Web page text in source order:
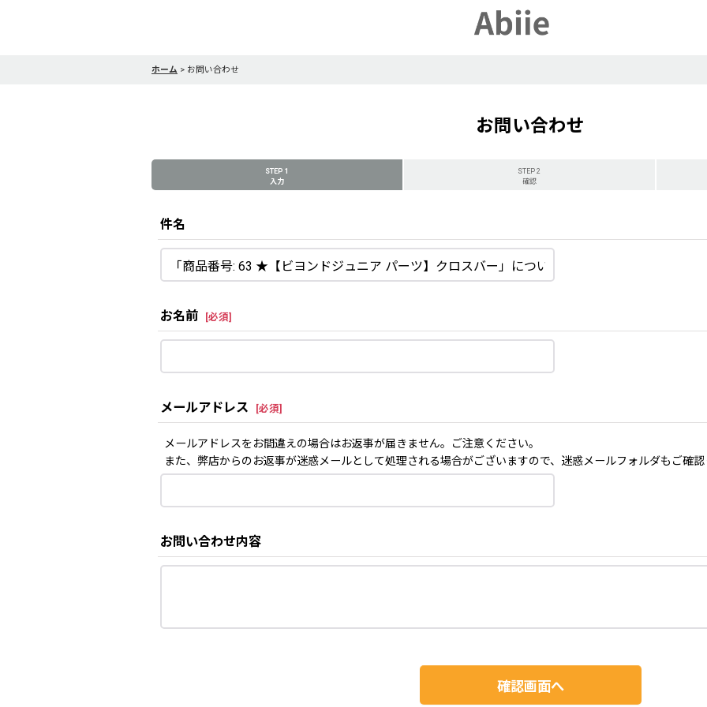
ホーム > お問い合わせ
お問い合わせ
STEP 1
入力
STEP 2
確認
件名
お名前 [必須]
メールアドレス [必須]
メールアドレスをお間違えの場合はお返事が届きません。ご注意ください。
また、弊店からのお返事が迷惑メールとして処理される場合がございますので、迷惑メールフォルダもご確認
お問い合わせ内容
確認画面へ